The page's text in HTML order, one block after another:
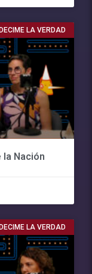
DECIME LA VERDAD
la Nación
DECIME LA VERDAD